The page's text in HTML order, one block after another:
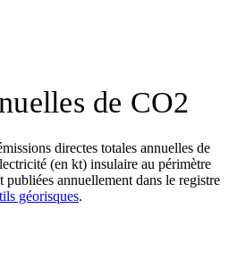
de CO2
directes totales annuelles de
(en kt) insulaire au périmètre
publiées annuellement dans le registre
géorisques.